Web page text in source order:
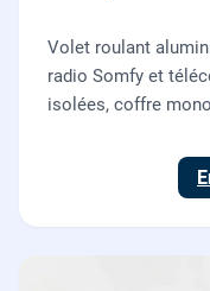
Volet roulant
radio Somfy et
isolées, coffre